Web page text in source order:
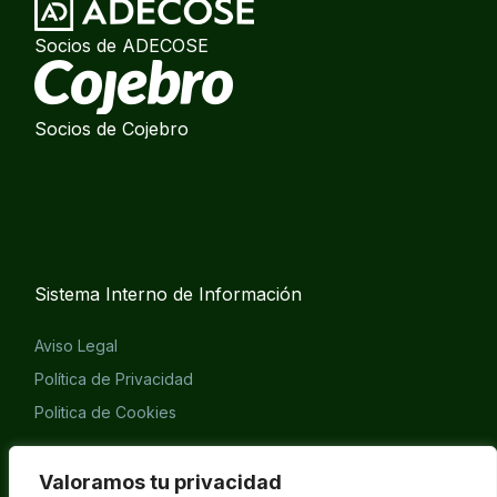
Valoramos tu privacidad
Socios de ADECOSE
Socios de Cojebro
Sistema Interno de Información
Aviso Legal
Política de Privacidad
Politica de Cookies